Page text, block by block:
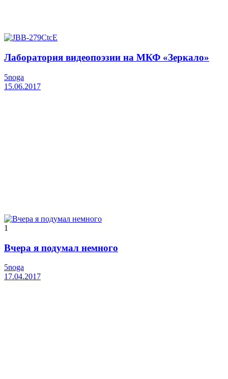
Лаборатория видеопоэзии на МКФ «Зеркало»
5noga
15.06.2017
1
Вчера я подумал немного
5noga
17.04.2017